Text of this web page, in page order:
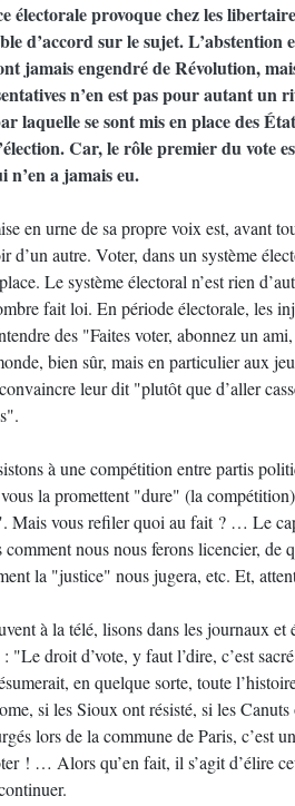
électorale provoque chez les
d’accord sur le sujet.
jamais engendré de Révolution,
n’en est pas pour autant
laquelle se sont mis en place des
Car, le rôle premier du vote
n’en a jamais eu.
en urne de sa propre voix est, avant
d’un autre. Voter, dans un système
Le système électoral n’est rien
fait loi. En période électorale, les
des "Faites voter, abonnez un
bien sûr, mais en particulier aux
leur dit "plutôt que d’aller
à une compétition entre partis
la promettent "dure" (la
Mais vous refiler quoi au fait ? … Le
nous nous ferons licencier, de
la "justice" nous jugera, etc. Et,
à la télé, lisons dans les journaux
: "Le droit d’vote, y faut l’dire, c’est
en quelque sorte, toute
si les Sioux ont résisté, si les
lors de la commune de Paris,
! … Alors qu’en fait, il s’agit d’élire